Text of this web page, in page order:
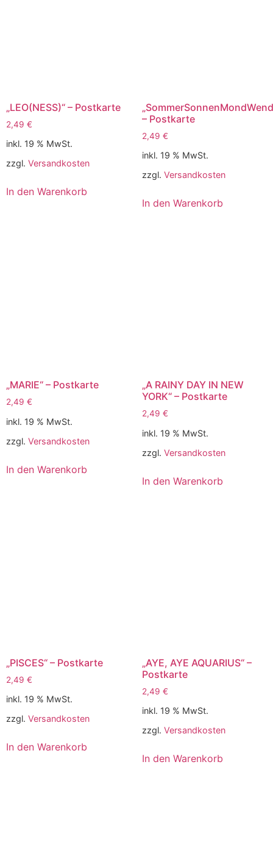
„LEO(NESS)“ – Postkarte
2,49 €
inkl. 19 % MwSt.
zzgl. Versandkosten
In den Warenkorb
– Postkarte
2,49 €
inkl. 19 % MwSt.
zzgl. Versandkosten
In den Warenkorb
„MARIE“ – Postkarte
2,49 €
inkl. 19 % MwSt.
zzgl. Versandkosten
In den Warenkorb
„A RAINY DAY IN NEW
YORK“ – Postkarte
2,49 €
inkl. 19 % MwSt.
zzgl. Versandkosten
In den Warenkorb
„PISCES“ – Postkarte
2,49 €
inkl. 19 % MwSt.
zzgl. Versandkosten
In den Warenkorb
„AYE, AYE AQUARIUS“ –
Postkarte
2,49 €
inkl. 19 % MwSt.
zzgl. Versandkosten
In den Warenkorb